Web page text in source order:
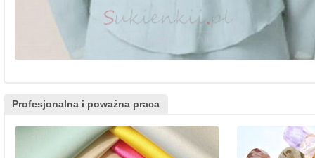
Profesjonalna i poważna praca